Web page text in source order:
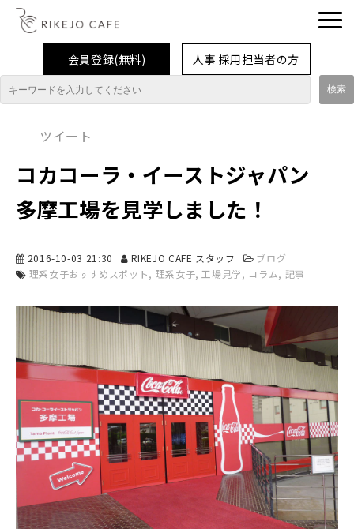
会員登録(無料) 人事 採用担当者の方
大学生活
インターンシップ体験談
ツイート
コカコーラ・イーストジャパン
多摩工場を見学しました！
2016-10-03 21:30 RIKEJO CAFE スタッフ
ブログ
理系女子おすすめスポット
理系女子 工場見学 コラム 記事